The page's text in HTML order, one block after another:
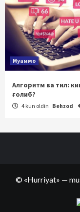
Муаммо
Алгоритм ва тил:
ғолиб?
4 kun oldin Behzod
© «Hurriyat» —